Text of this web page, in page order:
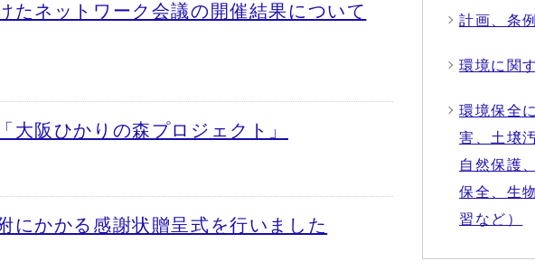
たネットワーク会議の開催結果について
大阪ひかりの森プロジェクト」
にかかる感謝状贈呈式を行いました
計画、条
環境に関
環境保全
害、土壌
自然保護
保全、生
習など）